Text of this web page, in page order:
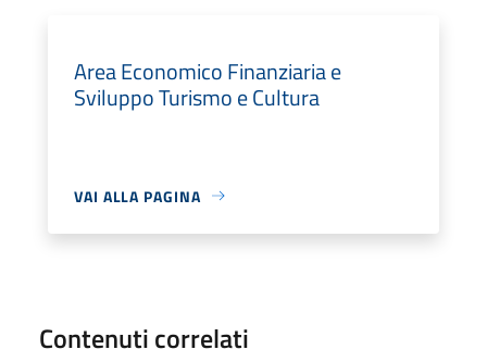
Area Economico Finanziaria e
Sviluppo Turismo e Cultura
VAI ALLA PAGINA
Contenuti correlati